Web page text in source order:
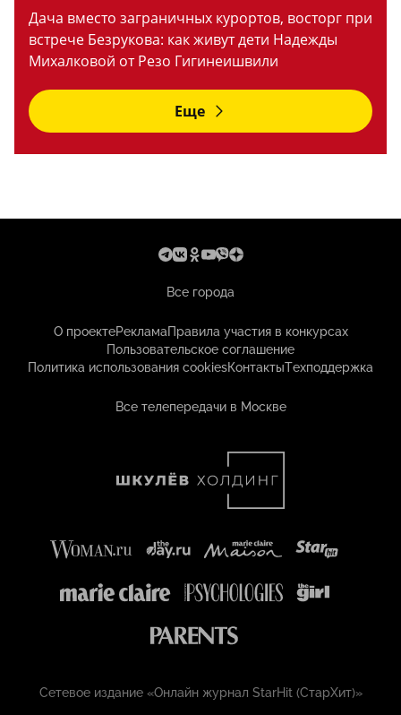
Дача вместо заграничных курортов, восторг при
встрече Безрукова: как живут дети Надежды
Михалковой от Резо Гигинеишвили
Еще
Все города
О проектеРекламаПравила участия в конкурсах
Пользовательское соглашение
Политика использования cookiesКонтактыТехподдержка
Все телепередачи в Москве
Сетевое издание «Онлайн журнал StarHit (СтарХит)»